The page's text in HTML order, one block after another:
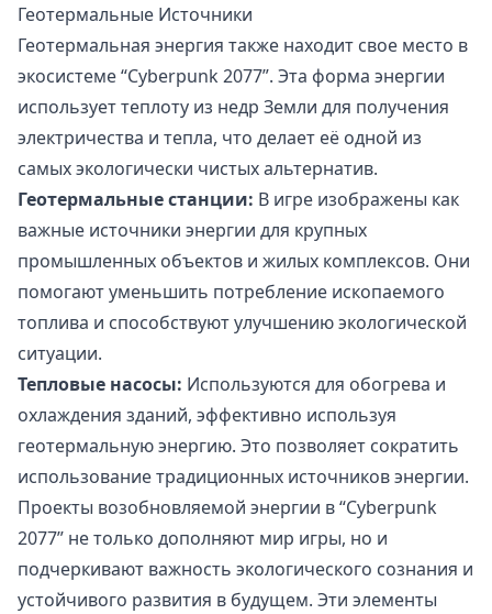
Геотермальные Источники
Геотермальная энергия также находит свое место в
экосистеме “Cyberpunk 2077”. Эта форма энергии
использует теплоту из недр Земли для получения
электричества и тепла, что делает её одной из
самых экологически чистых альтернатив.
Геотермальные станции: В игре изображены как
важные источники энергии для крупных
промышленных объектов и жилых комплексов. Они
помогают уменьшить потребление ископаемого
топлива и способствуют улучшению экологической
ситуации.
Тепловые насосы: Используются для обогрева и
охлаждения зданий, эффективно используя
геотермальную энергию. Это позволяет сократить
использование традиционных источников энергии.
Проекты возобновляемой энергии в “Cyberpunk
2077” не только дополняют мир игры, но и
подчеркивают важность экологического сознания и
устойчивого развития в будущем. Эти элементы